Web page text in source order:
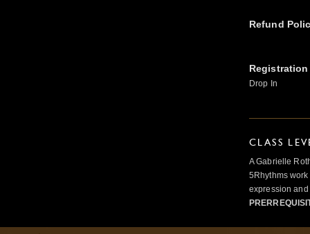
Refund
Drop In
CLASS
A Gabrielle
5Rhythms
expression